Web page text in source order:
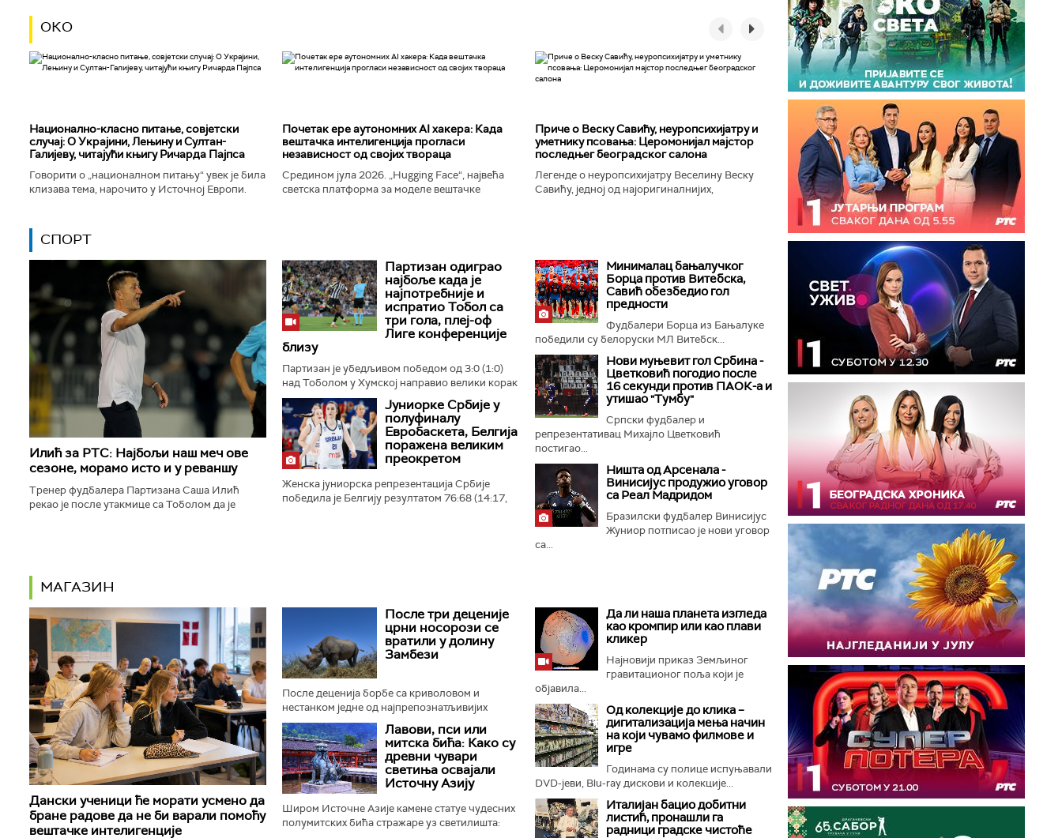
ОКО
Национално-класнo питање, совјетски
случај: О Украјини, Лењину и Султан-
Галијеву, читајући књигу Ричарда Пајпса
Говорити о „националном питању“ увек је била
клизава тема, нарочито у Источној Европи.
Почетак ере аутономних AI хакера: Када
вештачка интелигенција прогласи
независност од својих твораца
Средином јула 2026. „Hugging Face“, највећа
светска платформа за моделе вештачке
Приче о Веску Савићу, неуропсихијатру и
уметнику псовања: Церомонијал мајстор
последњег београдског салона
Легенде о неуропсихијатру Веселину Веску
Савићу, једној од најоригиналнијих,
СПОРТ
Илић за РТС: Најбољи наш меч ове
сезоне, морамо исто и у реваншу
Тренер фудбалера Партизана Саша Илић
рекао је после утакмице са Тоболом да је
Партизан одиграо
најбоље када је
најпотребније и
испратио Тобол са
три гола, плеј-оф
Лиге конференције
близу
Партизан је убедљивом победом од 3:0 (1:0)
над Тоболом у Хумској направио велики корак
ка пласману у плеј-оф квалификација за Лигу
конференције. Црно-бели...Јуниорке Србије у
полуфиналу
Евробаскета, Белгија
поражена великим
преокретом
Женска јуниорска репрезентација Србије
победила је Белгију резултатом 76:68 (14:17,
Минималац бањалучког
Борца против Витебска,
Савић обезбедио гол
предности
Фудбалери Борца из Бањалуке
победили су белоруски МЛ Витебск...
Нови муњевит гол Србина -
Цветковић погодио после
16 секунди против ПАОК-а и
утишао "Тумбу"
Српски фудбалер и
репрезентативац Михајло Цветковић
постигао...
Ништа од Арсенала -
Винисијус продужио уговор
са Реал Мадридом
Бразилски фудбалер Винисијус
Жуниор потписао је нови уговор
са...
МАГАЗИН
Дански ученици ће морати усмено да
бране радове да не би варали помоћу
вештачке интелигенције
После три деценије
црни носорози се
вратили у долину
Замбези
После деценија борбе са криволовом и
нестанком једне од најпрепознатљивијих
афричких животиња, црни носорози поново
корачају долином Замбези. Њихов повратак...
Лавови, пси или
митска бића: Како су
древни чувари
светиња освајали
Источну Азију
Широм Источне Азије камене статуе чудесних
полумитских бића стражаре уз светилишта:
Да ли наша планета изгледа
као кромпир или као плави
кликер
Најновији приказ Земљиног
гравитационог поља који је
објавила...
Од колекције до клика –
дигитализација мења начин
на који чувамо филмове и
игре
Годинама су полице испуњавали
DVD-јеви, Blu-ray дискови и колекције...
Италијан бацио добитни
листић, пронашли га
радници градске чистоће